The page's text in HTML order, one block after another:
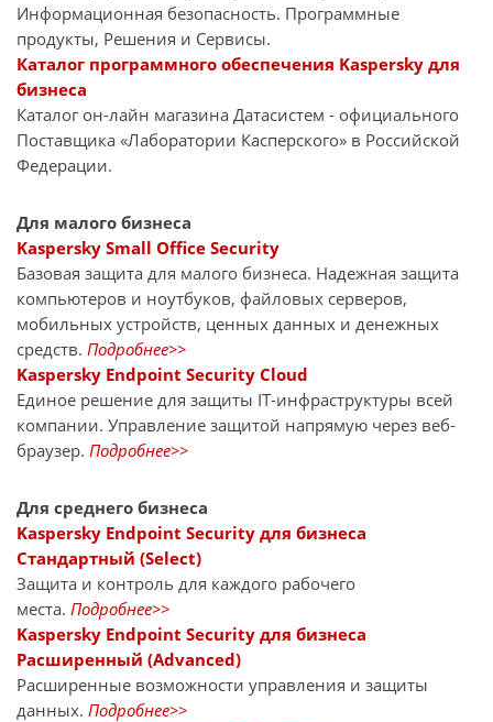
Информационная безопасность. Программные
продукты, Решения и Сервисы.
Каталог программного обеспечения Kaspersky для
бизнеса
Каталог он-лайн магазина Датасиcтем - официального
Поставщика «Лаборатории Касперского» в Российской
Федерации.
Для малого бизнеса
Kaspersky Small Office Security
Базовая защита для малого бизнеса. Надежная защита
компьютеров и ноутбуков, файловых серверов,
мобильных устройств, ценных данных и денежных
средств. Подробнее>>
Kaspersky Endpoint Security Cloud
Единое решение для защиты IT-инфраструктуры всей
компании. Управление защитой напрямую через веб-
браузер. Подробнее>>
Для среднего бизнеса
Kaspersky Endpoint Security для бизнеса
Стандартный (Select)
Защита и контроль для каждого рабочего
места. Подробнее>>
Kaspersky Endpoint Security для бизнеса
Расширенный (Advanced)
Расширенные возможности управления и защиты
данных. Подробнее>>